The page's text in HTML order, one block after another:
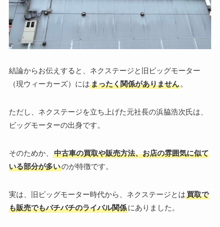
結論からお伝えすると、ネクステージと旧ビッグモーター
（現ウィーカーズ）にはまったく関係がありません。
ただし、ネクステージを立ち上げた元社長の浜脇浩次氏は、
ビッグモーターの出身です。
そのためか、
中古車の買取や販売方法、お店の雰囲気に似て
いる部分が多いのが特徴です。
実は、旧ビッグモーター時代から、ネクステージとは買取で
も販売でもバチバチのライバル関係にありました。